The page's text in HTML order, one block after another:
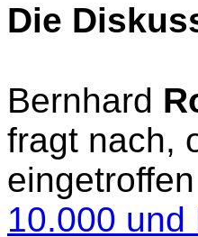
Die
Bernhard
fragt nach,
10.000 und